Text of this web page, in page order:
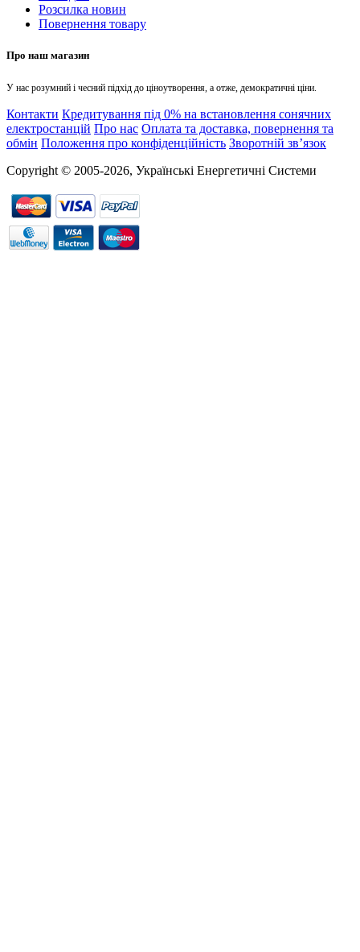
Розсилка новин
Повернення товару
Про наш магазин
У нас розумний і чесний підхід до ціноутворення, а отже, демократичні ціни.
Контакти Кредитування під 0% на встановлення сонячних
електростанцій Про нас Оплата та доставка, повернення та
обмін Положення про конфіденційність Зворотній зв’язок
Copyright © 2005-2026, Українські Енергетичні Системи